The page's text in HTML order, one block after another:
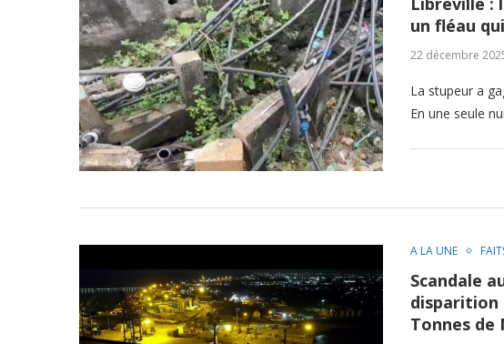
un fléau
22 décembre
La stupeur a
En une seule
A LA UNE
Scandale
disparition
Tonnes de